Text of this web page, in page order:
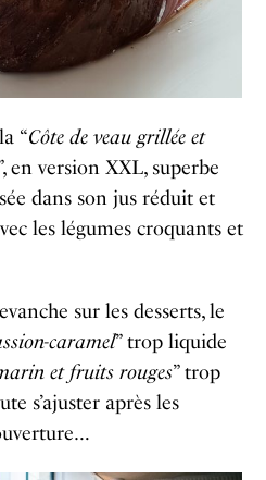
“Côte de veau grillée et
en version XXL, superbe
dans son jus réduit et
les légumes croquants et
sur les desserts, le
caramel” trop liquide
et fruits rouges” trop
s’ajuster après les